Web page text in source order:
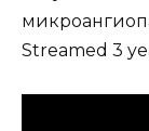
Streamed 3